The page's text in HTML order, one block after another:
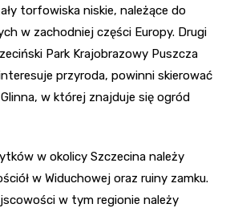
torfowiska niskie, należące do
w zachodniej części Europy. Drugi
Park Krajobrazowy Puszcza
przyroda, powinni skierować
w której znajduje się ogród
w okolicy Szczecina należy
w Widuchowej oraz ruiny zamku.
w tym regionie należy